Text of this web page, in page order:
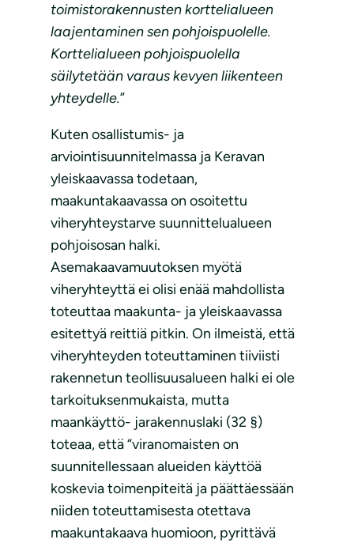
toimistorakennusten korttelialueen
laajentaminen sen pohjoispuolelle.
Korttelialueen pohjoispuolella
säilytetään varaus kevyen liikenteen
yhteydelle.”
Kuten osallistumis- ja
arviointisuunnitelmassa ja Keravan
yleiskaavassa todetaan,
maakuntakaavassa on osoitettu
viheryhteystarve suunnittelualueen
pohjoisosan halki.
Asemakaavamuutoksen myötä
viheryhteyttä ei olisi enää mahdollista
toteuttaa maakunta- ja yleiskaavassa
esitettyä reittiä pitkin. On ilmeistä, että
viheryhteyden toteuttaminen tiiviisti
rakennetun teollisuusalueen halki ei ole
tarkoituksenmukaista, mutta
maankäyttö- jarakennuslaki (32 §)
toteaa, että “viranomaisten on
suunnitellessaan alueiden käyttöä
koskevia toimenpiteitä ja päättäessään
niiden toteuttamisesta otettava
maakuntakaava huomioon, pyrittävä